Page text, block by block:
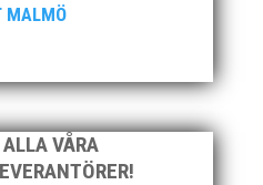
MALMÖ
VÅRA
– Lasses
fick ta emot
bland annat fanns
på plats för att ta emot